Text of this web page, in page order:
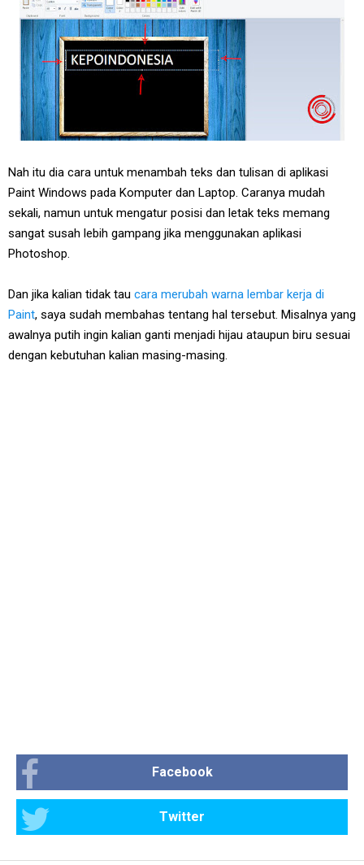
Nah itu dia cara untuk menambah teks dan tulisan di aplikasi
Paint Windows pada Komputer dan Laptop. Caranya mudah
sekali, namun untuk mengatur posisi dan letak teks memang
sangat susah lebih gampang jika menggunakan aplikasi
Photoshop.
Dan jika kalian tidak tau cara merubah warna lembar kerja di
Paint, saya sudah membahas tentang hal tersebut. Misalnya yang
awalnya putih ingin kalian ganti menjadi hijau ataupun biru sesuai
dengan kebutuhan kalian masing-masing.
Facebook
Twitter